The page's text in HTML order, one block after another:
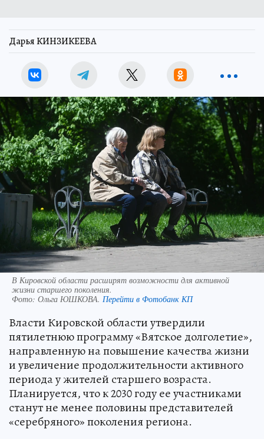
Дарья КИНЗИКЕЕВА
В Кировской области расширят возможности для активной
жизни старшего поколения.
Фото: Ольга ЮШКОВА. Перейти в Фотобанк КП
Власти Кировской области утвердили
пятилетнюю программу «Вятское долголетие»,
направленную на повышение качества жизни
и увеличение продолжительности активного
периода у жителей старшего возраста.
Планируется, что к 2030 году ее участниками
станут не менее половины представителей
«серебряного» поколения региона.